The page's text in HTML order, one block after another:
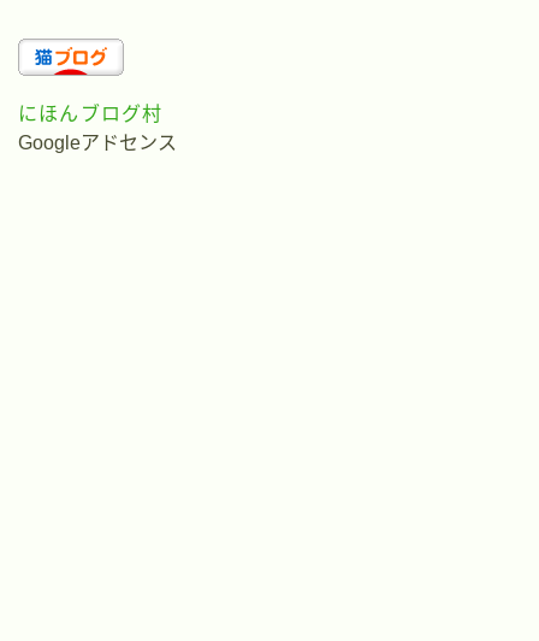
にほんブログ村
Googleアドセンス